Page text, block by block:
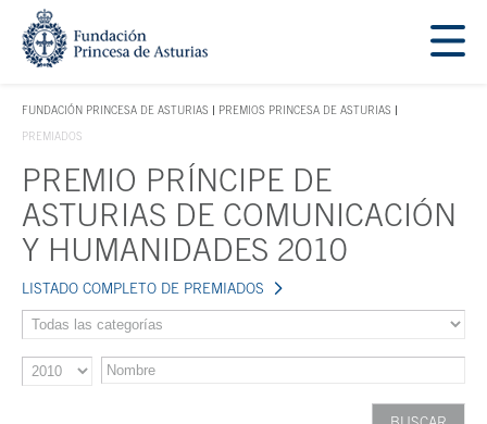
Saltar navegación. Ir directamente al contenido principal
FUNDACIÓN PRINCESA DE ASTURIAS
TECLA DE ACCESO 1
PREMIOS PRINCESA DE ASTURIAS
PREMIADOS
Contenido principal
PREMIO PRÍNCIPE DE
ASTURIAS DE COMUNICACIÓN
Y HUMANIDADES 2010
LISTADO COMPLETO DE PREMIADOS